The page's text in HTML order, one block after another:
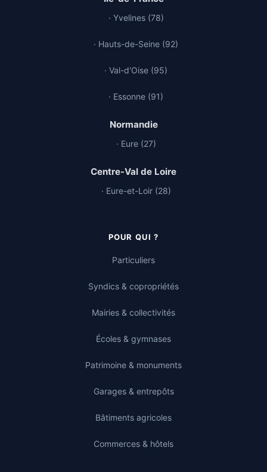
· Yvelines (78)
· Hauts-de-Seine (92)
· Val-d'Oise (95)
· Essonne (91)
Normandie
· Eure (27)
Centre-Val de Loire
· Eure-et-Loir (28)
POUR QUI ?
Particuliers
Syndics & copropriétés
Mairies & collectivités
Écoles & gymnases
Patrimoine & monuments
Garages & entrepôts
Bâtiments agricoles
Commerces & hôtels